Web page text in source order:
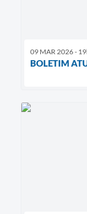
09 MAR 2026 -
BOLETIM